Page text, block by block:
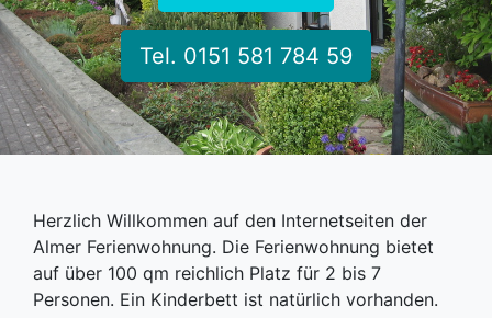
Tel. 0151 581 784 59
Herzlich Willkommen auf den Internetseiten der
Almer Ferienwohnung. Die Ferienwohnung bietet
auf über 100 qm reichlich Platz für 2 bis 7
Personen. Ein Kinderbett ist natürlich vorhanden.